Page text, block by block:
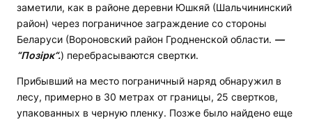
заметили, как в районе деревни Юшкяй (Шальчининский
район) через пограничное заграждение со стороны
Беларуси (Вороновский район Гродненской области. —
“Позірк“.) перебрасываются свертки.
Прибывший на место пограничный наряд обнаружил в
лесу, примерно в 30 метрах от границы, 25 свертков,
упакованных в черную пленку. Позже было найдено еще